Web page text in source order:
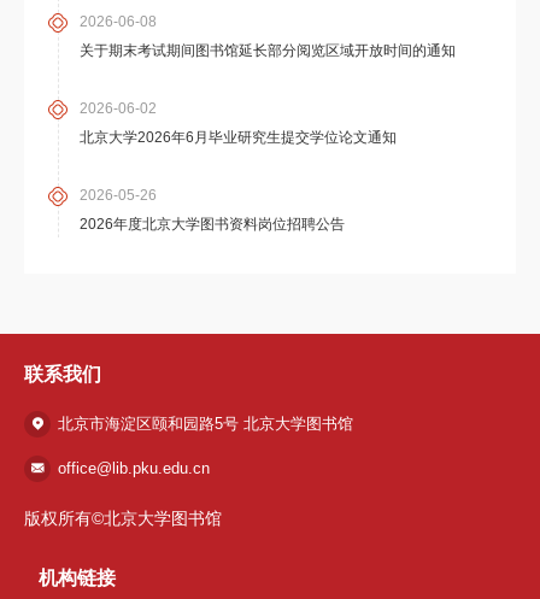
2026-06-08
关于期末考试期间图书馆延长部分阅览区域开放时间的通知
2026-06-02
北京大学2026年6月毕业研究生提交学位论文通知
2026-05-26
2026年度北京大学图书资料岗位招聘公告
联系我们
北京市海淀区颐和园路5号 北京大学图书馆
office@lib.pku.edu.cn
版权所有©北京大学图书馆
机构链接